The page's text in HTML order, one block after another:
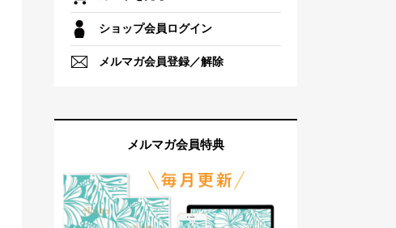
ショップ会員ログイン
メルマガ会員登録／解除
メルマガ会員特典